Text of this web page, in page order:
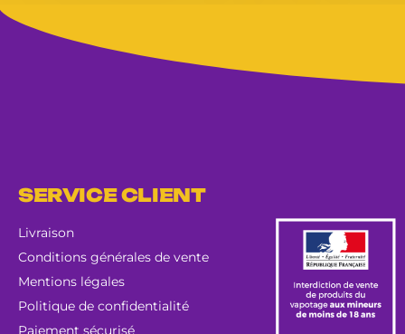
SERVICE CLIENT
Livraison
Conditions générales de vente
Mentions légales
Politique de confidentialité
Paiement sécurisé